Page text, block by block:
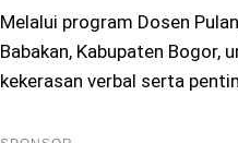
Melalui program Dosen
Babakan, Kabupaten Bogor,
kekerasan verbal serta